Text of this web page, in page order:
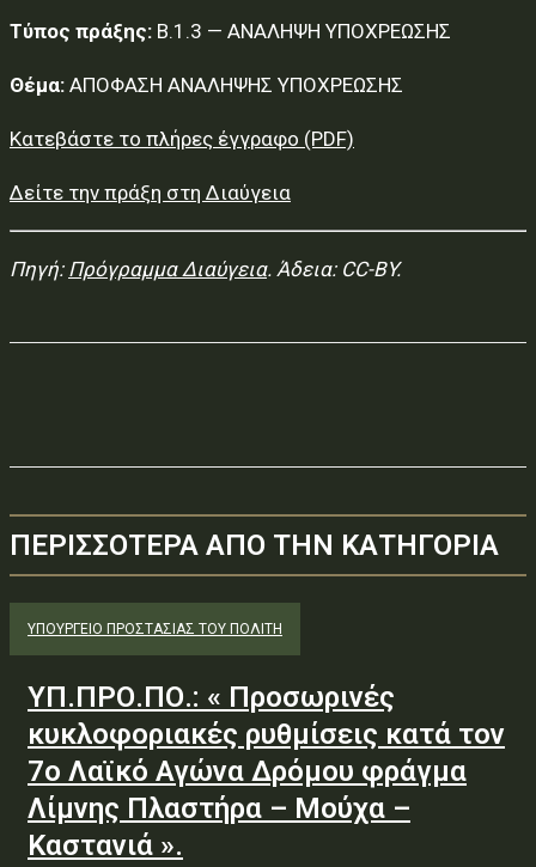
Τύπος πράξης: Β.1.3 — ΑΝΑΛΗΨΗ ΥΠΟΧΡΕΩΣΗΣ
Θέμα: ΑΠΟΦΑΣΗ ΑΝΑΛΗΨΗΣ ΥΠΟΧΡΕΩΣΗΣ
Κατεβάστε το πλήρες έγγραφο (PDF)
Δείτε την πράξη στη Διαύγεια
Πηγή: Πρόγραμμα Διαύγεια. Άδεια: CC-BY.
ΠΕΡΙΣΣΟΤΕΡΑ ΑΠΟ ΤΗΝ ΚΑΤΗΓΟΡΙΑ
ΥΠΟΥΡΓΕΊΟ ΠΡΟΣΤΑΣΊΑΣ ΤΟΥ ΠΟΛΊΤΗ
ΥΠ.ΠΡΟ.ΠΟ.: « Προσωρινές
κυκλοφοριακές ρυθμίσεις κατά τον
7ο Λαϊκό Αγώνα Δρόμου φράγμα
Λίμνης Πλαστήρα – Μούχα –
Καστανιά ».